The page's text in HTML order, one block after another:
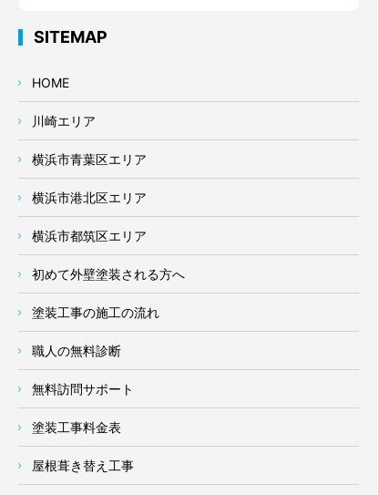
SITEMAP
HOME
川崎エリア
横浜市青葉区エリア
横浜市港北区エリア
横浜市都筑区エリア
初めて外壁塗装される方へ
塗装工事の施工の流れ
職人の無料診断
無料訪問サポート
塗装工事料金表
屋根葺き替え工事